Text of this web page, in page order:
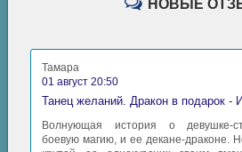
НОВЫЕ
Тамара
01 август 20:50
Танец желаний. Дракон в подарок -
Волнующая история о девушке-
боевую магию, и ее декане-драконе.